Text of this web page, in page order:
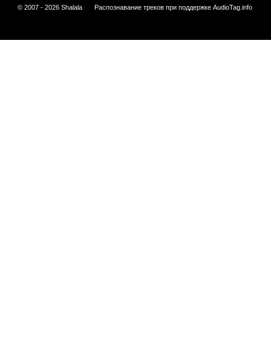
© 2007 - 2026 Shalala Распознавание треков при поддержке AudioTag.info